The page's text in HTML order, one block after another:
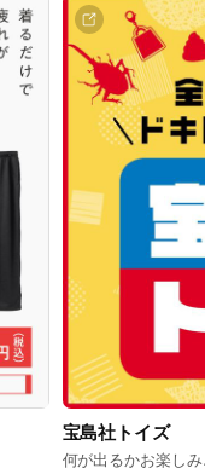
宝島社トイズ
何が出るかお楽し